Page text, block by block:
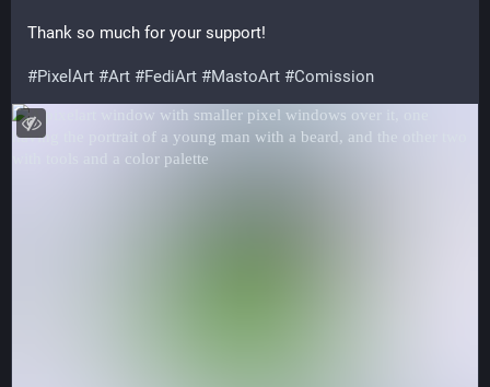
Thank so much for your support!
#PixelArt #Art #FediArt #MastoArt #Comission